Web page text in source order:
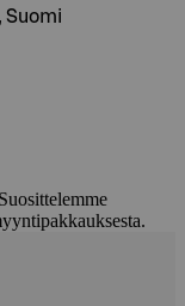
Suomi